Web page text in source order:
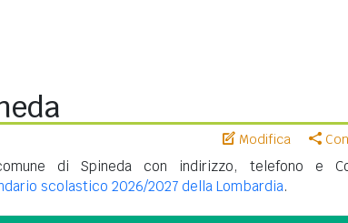
Modifica
di Spineda con indirizzo, telefono e
scolastico 2026/2027 della Lombardia.